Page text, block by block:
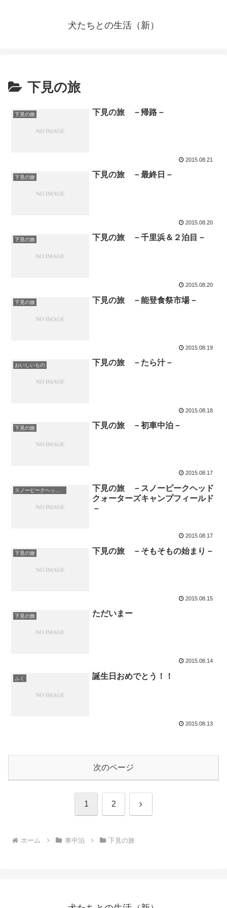
犬たちとの生活（新）
下見の旅
下見の旅 下見の旅 －帰路－
2015.08.21
下見の旅 下見の旅 －最終日－
2015.08.20
下見の旅 下見の旅 －千里浜＆２泊目－
2015.08.20
下見の旅 下見の旅 －能登食祭市場－
2015.08.19
おいしいもの 下見の旅 －たら汁－
2015.08.18
下見の旅 下見の旅 －初車中泊－
2015.08.17
スノーピークヘッドクォーターズキャンプフィールド
下見の旅 －スノーピークヘッド
クォーターズキャンプフィールド
－
2015.08.17
下見の旅 下見の旅 －そもそもの始まり－
2015.08.15
下見の旅 ただいまー
2015.08.14
ふく 誕生日おめでとう！！
2015.08.13
次のページ
1 2 次
ホーム 車中泊 下見の旅